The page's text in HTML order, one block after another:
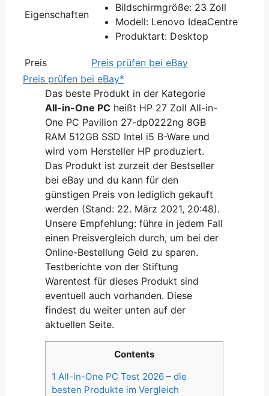
Eigenschaften
Bildschirmgröße: 23 Zoll
Modell: Lenovo IdeaCentre
Produktart: Desktop
Preis
Preis prüfen bei eBay
Preis prüfen bei eBay*
Das beste Produkt in der Kategorie
All-in-One PC heißt HP 27 Zoll All-in-
One PC Pavilion 27-dp0222ng 8GB
RAM 512GB SSD Intel i5 B-Ware und
wird vom Hersteller HP produziert.
Das Produkt ist zurzeit der Bestseller
bei eBay und du kann für den
günstigen Preis von lediglich gekauft
werden (Stand: 22. März 2021, 20:48).
Unsere Empfehlung: führe in jedem Fall
einen Preisvergleich durch, um bei der
Online-Bestellung Geld zu sparen.
Testberichte von der Stiftung
Warentest für dieses Produkt sind
eventuell auch vorhanden. Diese
findest du weiter unten auf der
aktuellen Seite.
Contents
1 All-in-One PC Test 2026 – die
besten Produkte im Vergleich